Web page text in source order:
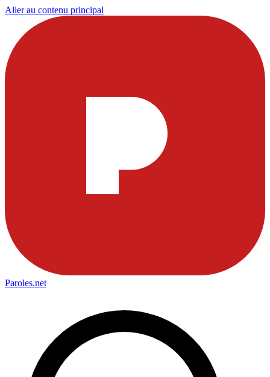
Aller au contenu principal
Paroles.net